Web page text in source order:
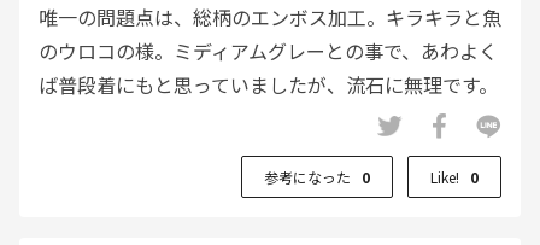
唯一の問題点は、総柄のエンボス加工。キラキラと魚
のウロコの様。ミディアムグレーとの事で、あわよく
ば普段着にもと思っていましたが、流石に無理です。
良くも悪くBSならではのゴルフウェアです。
参考になった 0 Like! 0